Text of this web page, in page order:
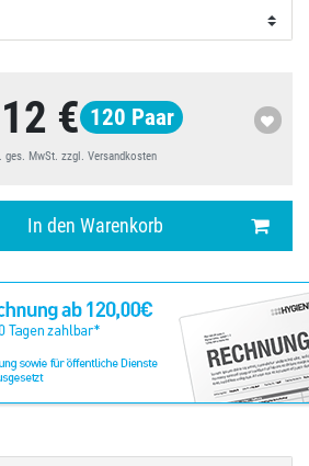
€ 120 Paar
ges. MwSt. zzgl. Versandkosten
In den Warenkorb